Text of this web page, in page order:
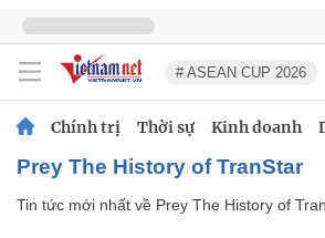
# ASEAN CUP 2026
Chính trị Thời sự Kinh doanh
Prey The History of TranStar
Tin tức mới nhất về Prey The History of